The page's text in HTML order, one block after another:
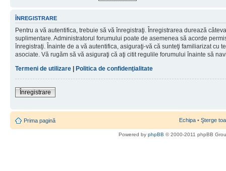
ÎNREGISTRARE
Pentru a vă autentifica, trebuie să vă înregistraţi. Înregistrarea durează
suplimentare. Administratorul forumului poate de asemenea să acorde
înregistraţi. Înainte de a vă autentifica, asiguraţi-vă că sunteţi familiarizat cu
asociate. Vă rugăm să vă asiguraţi că aţi citit regulile forumului înainte să
Termeni de utilizare | Politica de confidenţialitate
Înregistrare
Prima pagină Echipa • Şterge
Powered by phpBB © 2000-2011 phpBB